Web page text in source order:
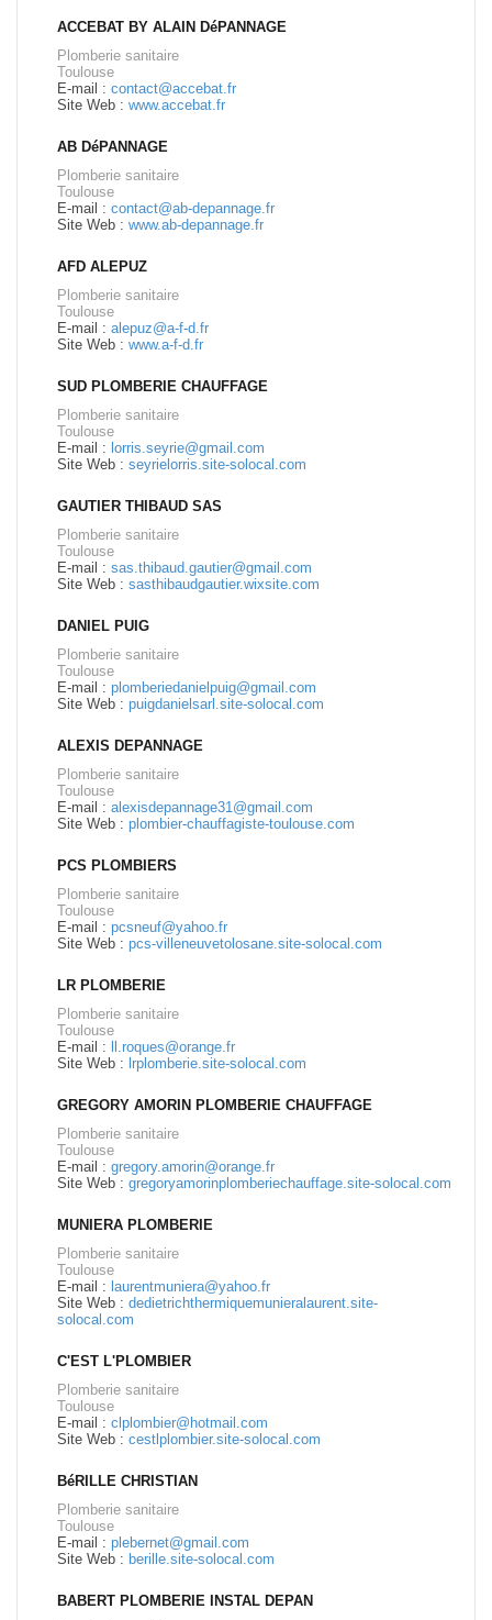
ACCEBAT BY ALAIN DéPANNAGE
Plomberie sanitaire
Toulouse
E-mail : contact@accebat.fr
Site Web : www.accebat.fr
AB DéPANNAGE
Plomberie sanitaire
Toulouse
E-mail : contact@ab-depannage.fr
Site Web : www.ab-depannage.fr
AFD ALEPUZ
Plomberie sanitaire
Toulouse
E-mail : alepuz@a-f-d.fr
Site Web : www.a-f-d.fr
SUD PLOMBERIE CHAUFFAGE
Plomberie sanitaire
Toulouse
E-mail : lorris.seyrie@gmail.com
Site Web : seyrielorris.site-solocal.com
GAUTIER THIBAUD SAS
Plomberie sanitaire
Toulouse
E-mail : sas.thibaud.gautier@gmail.com
Site Web : sasthibaudgautier.wixsite.com
DANIEL PUIG
Plomberie sanitaire
Toulouse
E-mail : plomberiedanielpuig@gmail.com
Site Web : puigdanielsarl.site-solocal.com
ALEXIS DEPANNAGE
Plomberie sanitaire
Toulouse
E-mail : alexisdepannage31@gmail.com
Site Web : plombier-chauffagiste-toulouse.com
PCS PLOMBIERS
Plomberie sanitaire
Toulouse
E-mail : pcsneuf@yahoo.fr
Site Web : pcs-villeneuvetolosane.site-solocal.com
LR PLOMBERIE
Plomberie sanitaire
Toulouse
E-mail :
ll.roques@orange.fr
Site Web : lrplomberie.site-solocal.com
GREGORY AMORIN PLOMBERIE CHAUFFAGE
Plomberie sanitaire
Toulouse
E-mail : gregory.amorin@orange.fr
Site Web : gregoryamorinplomberiechauffage.site-solocal.com
MUNIERA PLOMBERIE
Plomberie sanitaire
Toulouse
E-mail : laurentmuniera@yahoo.fr
Site Web : dedietrichthermiquemunieralaurent.site-
solocal.com
C'EST L'PLOMBIER
Plomberie sanitaire
Toulouse
E-mail : clplombier@hotmail.com
Site Web : cestlplombier.site-solocal.com
BéRILLE CHRISTIAN
Plomberie sanitaire
Toulouse
E-mail : plebernet@gmail.com
Site Web : berille.site-solocal.com
BABERT PLOMBERIE INSTAL DEPAN